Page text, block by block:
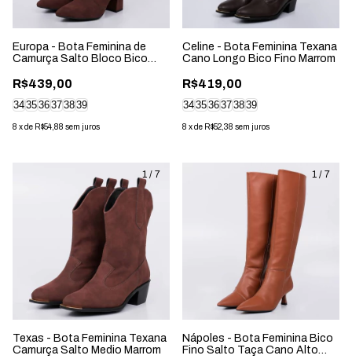
Europa - Bota Feminina de
Camurça Salto Bloco Bico
R$439,00
343536373839
8 xde R$54,88 sem juros
Celine - Bota Feminina Texana
Cano Longo Bico Fino Marrom
R$419,00
343536373839
8 xde R$52,38 sem juros
1 / 7
Texas - Bota Feminina Texana
Camurça Salto Medio Marrom
1 / 7
Nápoles - Bota Feminina Bico
Fino Salto Taça Cano Alto